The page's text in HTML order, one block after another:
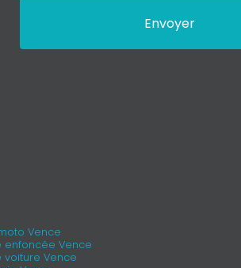
Vence
enfoncée Vence
voiture Vence